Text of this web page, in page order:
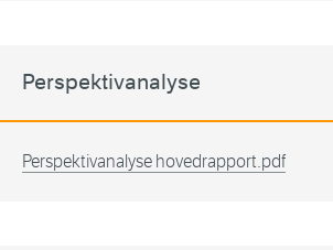
Perspektivanalyse
Perspektivanalyse hovedrapport.pdf